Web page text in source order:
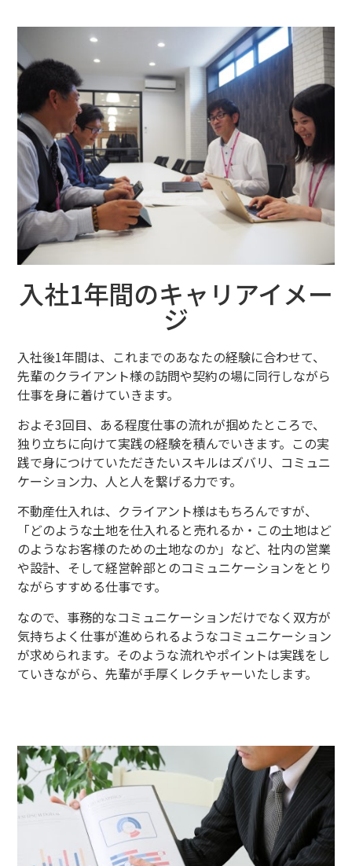
入社1年間のキャリアイメー
ジ
入社後1年間は、これまでのあなたの経験に合わせて、
先輩のクライアント様の訪問や契約の場に同行しながら
仕事を身に着けていきます。
およそ3回目、ある程度仕事の流れが掴めたところで、
独り立ちに向けて実践の経験を積んでいきます。この実
践で身につけていただきたいスキルはズバリ、コミュニ
ケーション力、人と人を繋げる力です。
不動産仕入れは、クライアント様はもちろんですが、
「どのような土地を仕入れると売れるか・この土地はど
のようなお客様のための土地なのか」など、 社内の営業
や設計、そして経営幹部とのコミュニケーションをとり
ながらすすめる仕事です。
なので、事務的なコミュニケーションだけでなく双方が
気持ちよく仕事が進められるようなコミュニケーション
が求められます。そのような流れやポイントは実践をし
ていきながら、先輩が手厚くレクチャーいたします。